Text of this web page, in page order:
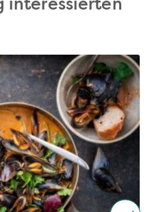
interessierten